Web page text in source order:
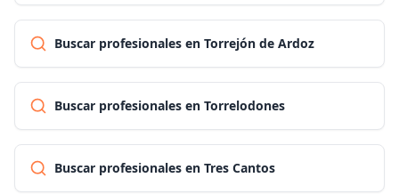
Buscar profesionales en Torrejón de Ardoz
Buscar profesionales en Torrelodones
Buscar profesionales en Tres Cantos